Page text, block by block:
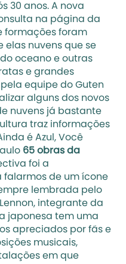
30 anos. A nova
na página da
formações foram
elas nuvens que se
oceano e outras
e grandes
equipe do Guten
alguns dos novos
nuvens já bastante
traz informações
é Azul, Você
65 obras da
foi a
de um ícone
lembrada pelo
integrante da
japonesa tem uma
apreciados por fãs e
musicais,
em que